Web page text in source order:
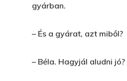
gyárban.
– És a gyárat, azt miből?
– Béla. Hagyjál aludni jó?